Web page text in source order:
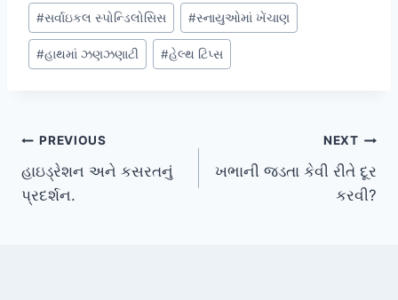
#સર્વાઇકલ સ્પોન્ડિલોસિસ #સ્નાયુઓમાં ખેંચાણ
#હાથમાં ઝણઝણાટી #હેલ્થ ટિપ્સ
Post
navigation
PREVIOUS
હાઇડ્રેશન અને કસરતનું
પ્રદર્શન.
NEXT
ખભાની જડતા કેવી રીતે દૂર
કરવી?